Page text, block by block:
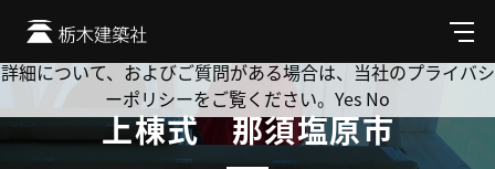
メ
ニ
ュ
上棟式 那須塩原市
Cookie を使用して、お客様の活動を追跡してもよろしいです
か? 当社ではお客様のプライバシーを極めて重視しています。
詳細について、およびご質問がある場合は、当社のプライバシ
ーポリシーをご覧ください。 Yes No